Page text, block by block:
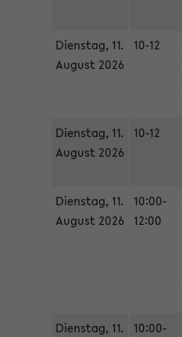
Dienstag, 11.
August 2026
10-12
Dienstag, 11.
August 2026
10-12
Dienstag, 11.
August 2026
10:00-
12:00
Dienstag, 11.
10:00-